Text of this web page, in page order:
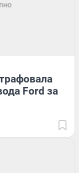
Ford за